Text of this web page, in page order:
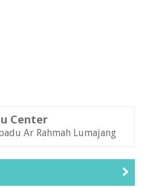
Center
Ar Rahmah Lumajang